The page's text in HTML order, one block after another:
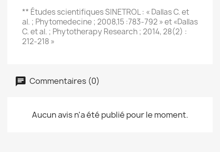
** Études scientifiques SINETROL : « Dallas C. et
al. ; Phytomedecine ; 2008,15 :783-792 » et «Dallas
C. et al. ; Phytotherapy Research ; 2014, 28(2) :
212-218 »
Commentaires (0)
Aucun avis n'a été publié pour le moment.